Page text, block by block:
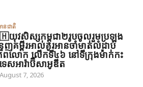
នជាតិ
វសិស្សកម្ពុជា២រូបចូលរួមប្រឡង
េញគម្ពីរអាល់គូរអានចាំមាត់លំដាប់
ពលោក លើកទី៤៦ នៅទីក្រុងម៉ាក់កះ
េសអារ៉ាប៊ីសាអូឌីត
August 7, 2026